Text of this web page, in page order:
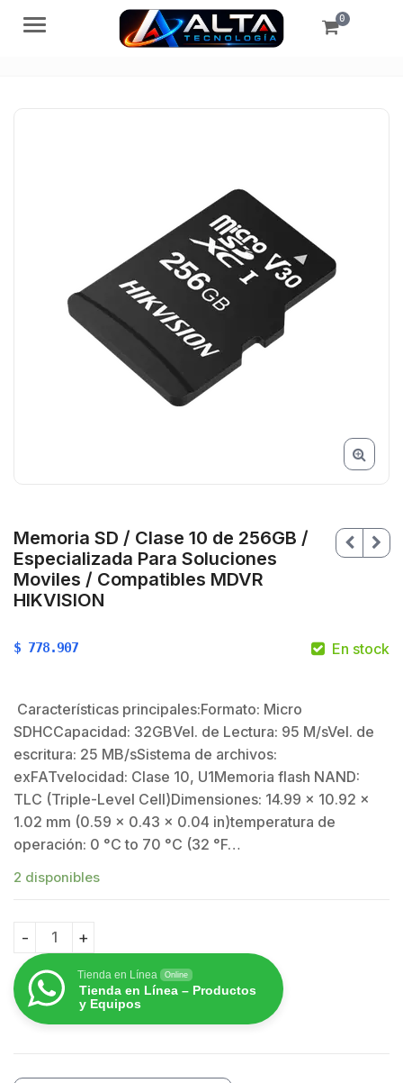
Menú 0
Memoria SD / Clase 10 de 256GB /
Especializada Para Soluciones
Moviles / Compatibles MDVR
HIKVISION
$
$ 778.907 En stock
Características principales:Formato: Micro
SDHCCapacidad: 32GBVel. de Lectura: 95 M/sVel. de
escritura: 25 MB/sSistema de archivos:
exFATvelocidad: Clase 10, U1Memoria flash NAND:
TLC (Triple-Level Cell)Dimensiones: 14.99 x 10.92 x
1.02 mm (0.59 x 0.43 x 0.04 in)temperatura de
operación: 0 °C to 70 °C (32 °F…
2 disponibles
Memoria SD / Clase 10 de 256GB / Especializada
Tienda en Línea Online
Tienda en Línea – Productos
y Equipos